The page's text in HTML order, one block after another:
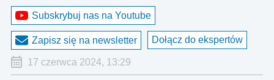
Subskrybuj nas na Youtube
Zapisz się na newsletter Dołącz do ekspertów
17 czerwca 2024, 13:29